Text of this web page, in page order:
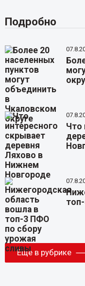
Подробно
Что
Еще в рубрике